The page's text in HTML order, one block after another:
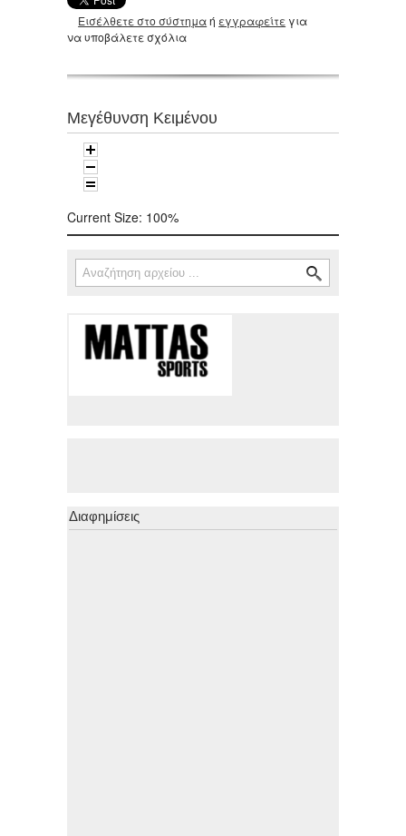
Εισέλθετε στο σύστημαή εγγραφείτε για
να υποβάλετε σχόλια
Μεγέθυνση Κειμένου
Current Size: 100%
Φόρμα αναζήτησης
Αναζήτηση
Διαφημίσεις